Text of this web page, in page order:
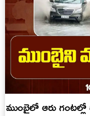
ముంబైలో ఆరు గంటల్లో